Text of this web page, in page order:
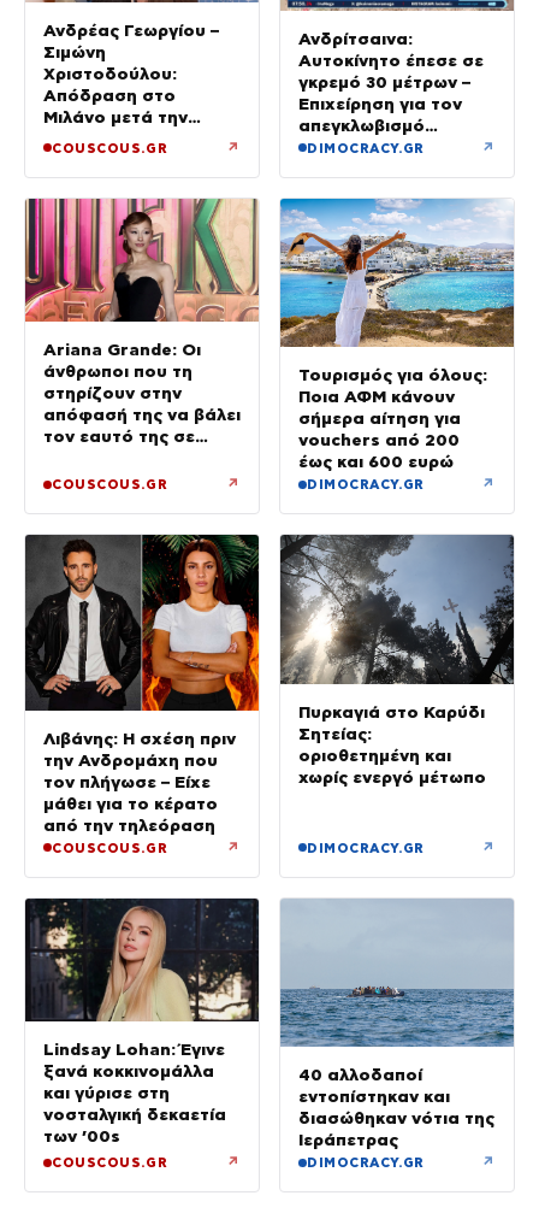
Ανδρέας Γεωργίου –
Σιμώνη
Χριστοδούλου:
Απόδραση στο
Μιλάνο μετά την
COUSCOUS.GR ↗
Ανδρίτσαινα:
Αυτοκίνητο έπεσε σε
γκρεμό 30 μέτρων –
Επιχείρηση για τον
απεγκλωβισμό
32χρονης
DIMOCRACY.GR ↗
Ariana Grande: Οι
άνθρωποι που τη
στηρίζουν στην
απόφασή της να βάλει
τον εαυτό της σε
COUSCOUS.GR ↗
Τουρισμός για όλους:
Ποια ΑΦΜ κάνουν
σήμερα αίτηση για
vouchers από 200
έως και 600 ευρώ
DIMOCRACY.GR ↗
Λιβάνης: Η σχέση πριν
την Ανδρομάχη που
τον πλήγωσε – Είχε
μάθει για το κέρατο
από την τηλεόραση
COUSCOUS.GR ↗
Πυρκαγιά στο Καρύδι
Σητείας:
οριοθετημένη και
χωρίς ενεργό μέτωπο
DIMOCRACY.GR ↗
Lindsay Lohan: Έγινε
ξανά κοκκινομάλλα
και γύρισε στη
νοσταλγική δεκαετία
των ’00s
COUSCOUS.GR ↗
40 αλλοδαποί
εντοπίστηκαν και
διασώθηκαν νότια της
Ιεράπετρας
DIMOCRACY.GR ↗